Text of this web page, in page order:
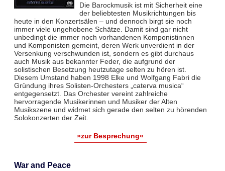
Die Barockmusik ist mit Sicherheit eine
der beliebtesten Musikrichtungen bis
heute in den Konzertsälen – und dennoch birgt sie noch
immer viele ungehobene Schätze. Damit sind gar nicht
unbedingt die immer noch vorhandenen Komponistinnen
und Komponisten gemeint, deren Werk unverdient in der
Versenkung verschwunden ist, sondern es gibt durchaus
auch Musik aus bekannter Feder, die aufgrund der
solistischen Besetzung heutzutage selten zu hören ist.
Diesem Umstand haben 1998 Elke und Wolfgang Fabri die
Gründung ihres Solisten-Orchesters „caterva musica“
entgegensetzt. Das Orchester vereint zahlreiche
hervorragende Musikerinnen und Musiker der Alten
Musikszene und widmet sich gerade den selten zu hörenden
Solokonzerten der Zeit.
»zur Besprechung«
War and Peace